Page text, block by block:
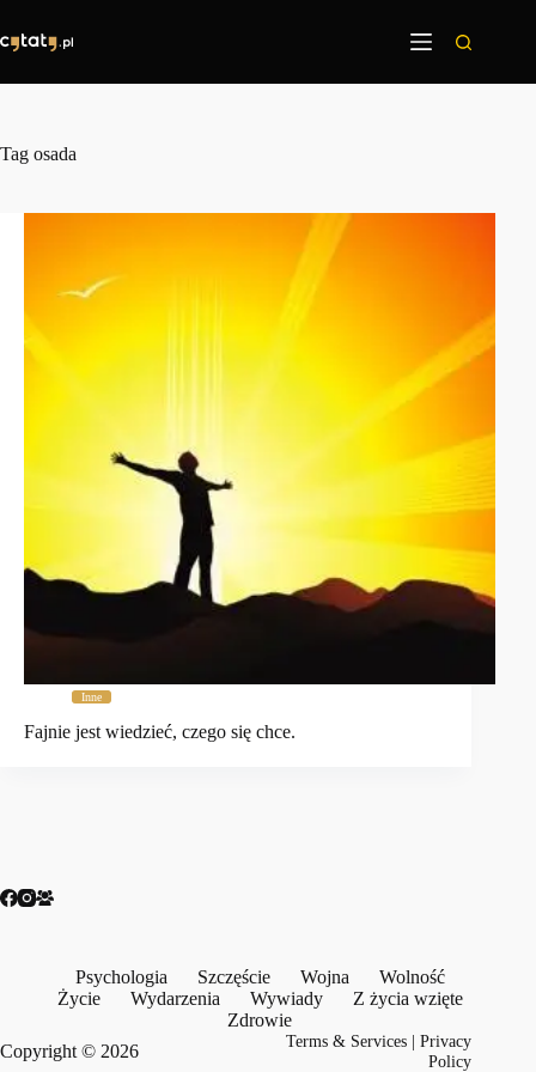
treści
Tag osada
Inne
Fajnie jest wiedzieć, czego się chce.
Psychologia Szczęście Wojna
Wolność
Życie
Wydarzenia Wywiady
Z życia wzięte
Zdrowie
Copyright © 2026
Terms & Services |Privacy
Policy